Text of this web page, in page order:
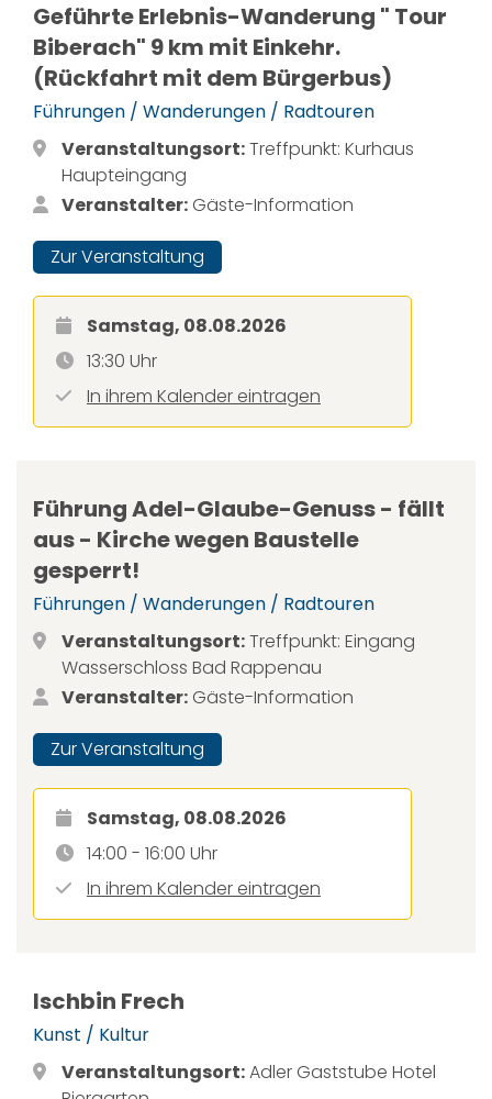
Geführte Erlebnis-Wanderung " Tour
Biberach" 9 km mit Einkehr.
(Rückfahrt mit dem Bürgerbus)
Führungen / Wanderungen / Radtouren
Veranstaltungsort:Treffpunkt: Kurhaus
Haupteingang
Veranstalter: Gäste-Information
Zur Veranstaltung
Samstag, 08.08.2026
13:30 Uhr
In ihrem Kalender eintragen
Führung Adel-Glaube-Genuss - fällt
aus - Kirche wegen Baustelle
gesperrt!
Führungen / Wanderungen / Radtouren
Veranstaltungsort:Treffpunkt: Eingang
Wasserschloss Bad Rappenau
Veranstalter: Gäste-Information
Zur Veranstaltung
Samstag, 08.08.2026
14:00 - 16:00 Uhr
In ihrem Kalender eintragen
Ischbin Frech
Kunst / Kultur
Veranstaltungsort:Adler Gaststube Hotel